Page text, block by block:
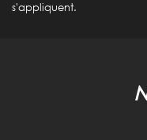
s'appliquent.